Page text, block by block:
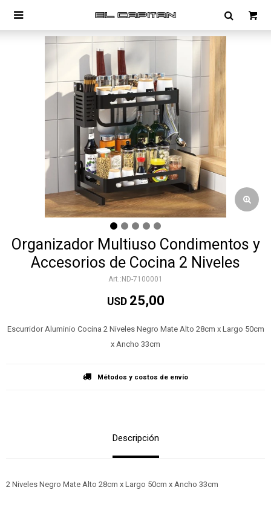

Organizador Multiuso Condimentos y
Accesorios de Cocina 2 Niveles
ND-7100001
USD 25,00
Escurridor Aluminio Cocina 2 Niveles Negro Mate Alto 28cm x Largo 50cm
x Ancho 33cm
Métodos y costos de envío
Descripción
2 Niveles Negro Mate Alto 28cm x Largo 50cm x Ancho 33cm